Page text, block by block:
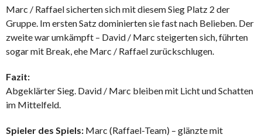
Marc / Raffael sicherten sich mit diesem Sieg Platz 2 der
Gruppe. Im ersten Satz dominierten sie fast nach Belieben. Der
zweite war umkämpft – David / Marc steigerten sich, führten
sogar mit Break, ehe Marc / Raffael zurückschlugen.
Fazit:
Abgeklärter Sieg. David / Marc bleiben mit Licht und Schatten
im Mittelfeld.
Spieler des Spiels: Marc (Raffael-Team) – glänzte mit